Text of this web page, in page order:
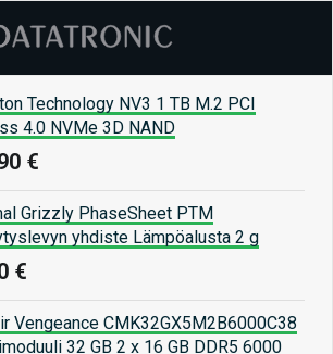
Technology NV3 1 TB M.2 PCI
4.0 NVMe 3D NAND
€
Grizzly PhaseSheet PTM
yhdiste Lämpöalusta 2 g
€
Vengeance CMK32GX5M2B6000C38
32 GB 2 x 16 GB DDR5 6000